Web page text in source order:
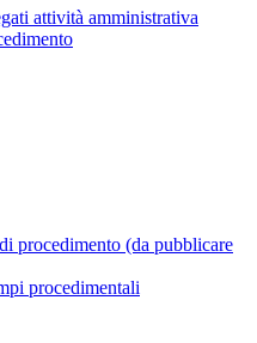
attività amministrativa
procedimento (da pubblicare
procedimentali